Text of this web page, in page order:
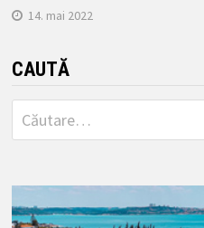
14. mai 2022
CAUTĂ
Caută
după: